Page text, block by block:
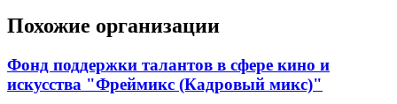
Похожие организации
Фонд поддержки талантов в сфере кино и
искусства "Фреймикс (Кадровый микс)"